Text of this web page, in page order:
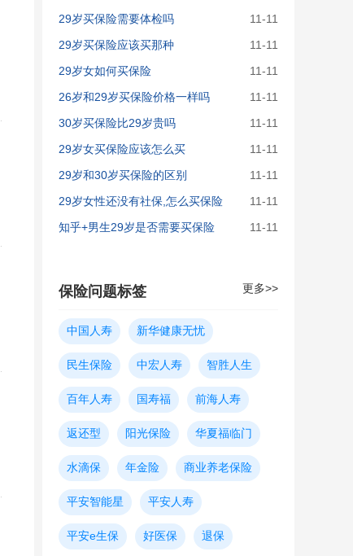
29岁买保险需要体检吗
11-11
29岁买保险应该买那种
11-11
29岁女如何买保险
11-11
26岁和29岁买保险价格一样吗
11-11
30岁买保险比29岁贵吗
11-11
29岁女买保险应该怎么买
11-11
29岁和30岁买保险的区别
11-11
29岁女性还没有社保,怎么买保险
11-11
知乎+男生29岁是否需要买保险
11-11
保险问题标签 更多>>
中国人寿 新华健康无忧
民生保险 中宏人寿 智胜人生
百年人寿 国寿福 前海人寿
返还型 阳光保险 华夏福临门
水滴保 年金险 商业养老保险
平安智能星 平安人寿
平安e生保 好医保 退保